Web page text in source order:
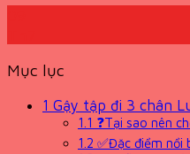
Mục lục
1 Gậy tập đi 3 chân
1.1 ❓Tại sao nên
1.2 ✅Đặc điểm nổi